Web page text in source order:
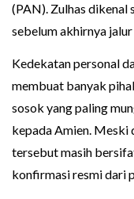
(PAN). Zulhas dikenal
sebelum akhirnya
Kedekatan personal
membuat banyak
sosok yang paling
kepada Amien. Meski
tersebut masih
konfirmasi resmi dari